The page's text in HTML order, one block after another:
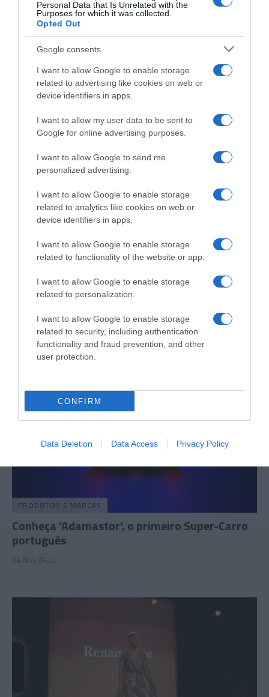
Personal Data that Is Unrelated with the
Purposes for which it was collected.
Opted Out
Google consents
I want to allow Google to enable storage
related to advertising like cookies on web or
device identifiers in apps.
I want to allow my user data to be sent to
Google for online advertising purposes.
I want to allow Google to send me
personalized advertising.
I want to allow Google to enable storage
related to analytics like cookies on web or
device identifiers in apps.
I want to allow Google to enable storage
related to functionality of the website or app.
I want to allow Google to enable storage
related to personalization.
I want to allow Google to enable storage
related to security, including authentication
functionality and fraud prevention, and other
user protection.
CONFIRM
Data Deletion Data Access Privacy Policy
PESSOAS
Júlia Ochoa conquista romenos e franceses
13 Nov 09:55
PRAZERES
'A Nossa Cozinha' é o novo livro lançado pelo
canal Casa e Cozinha
27 Nov 11:38
PRODUTOS E MARCAS
Conheça 'Adamastor', o primeiro Super-Carro
português
24 Nov 08:05